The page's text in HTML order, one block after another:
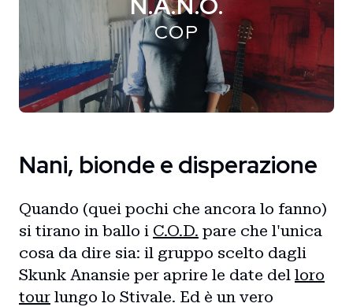
COP
Nani, bionde e disperazione
Quando (quei pochi che ancora lo fanno)
si tirano in ballo i C.O.D. pare che l'unica
cosa da dire sia: il gruppo scelto dagli
Skunk Anansie per aprire le date del loro
tour lungo lo Stivale. Ed è un vero